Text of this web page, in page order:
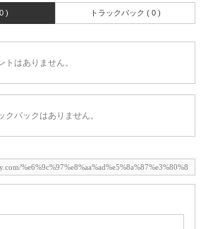
) トラックバック ( 0 )
トはありません。
クバックはありません。